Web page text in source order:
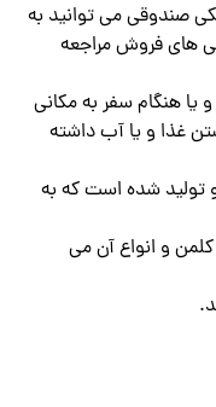
صندوقی می توانید به
های فروش مراجعه
هنگام سفر به مکانی
غذا و یا آب داشته
و تولید شده است که به
و انواع آن می